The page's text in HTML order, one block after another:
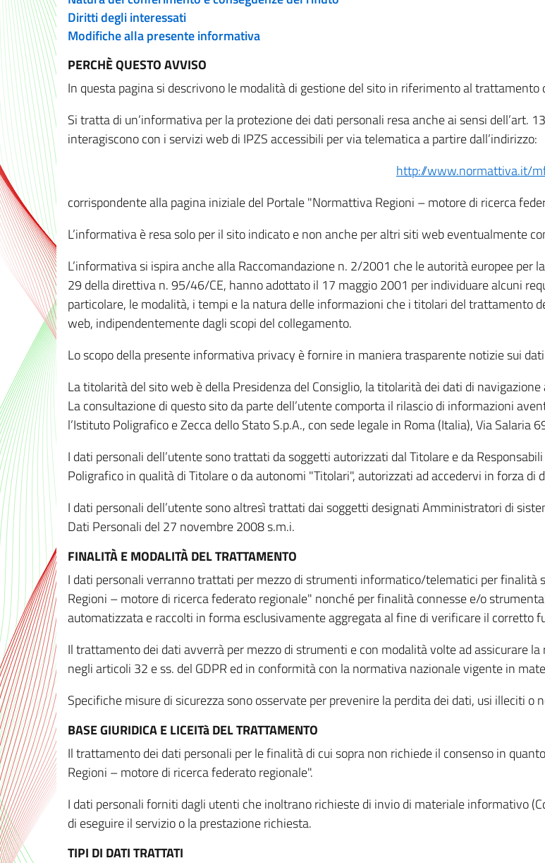
Diritti degli interessati
Modifiche alla presente informativa
PERCHÈ QUESTO AVVISO
In questa pagina si descrivono le modalità di gestione del sito in riferimento al
Si tratta di un’informativa per la protezione dei dati personali resa anche ai sensi dell’art.
interagiscono con i servizi web di IPZS accessibili per via telematica a partire dall’indirizzo:
http://www.normattiva.it/
corrispondente alla pagina iniziale del Portale "Normattiva Regioni – motore di ricerca
L’informativa è resa solo per il sito indicato e non anche per altri siti web eventualmente
L’informativa si ispira anche alla Raccomandazione n. 2/2001 che le autorità europee per
29 della direttiva n. 95/46/CE, hanno adottato il 17 maggio 2001 per individuare alcuni
particolare, le modalità, i tempi e la natura delle informazioni che i titolari del trattamento
web, indipendentemente dagli scopi del collegamento.
Lo scopo della presente informativa privacy è fornire in maniera trasparente notizie sui
La titolarità del sito web è della Presidenza del Consiglio, la titolarità dei dati di
La consultazione di questo sito da parte dell’utente comporta il rilascio di informazioni
l’Istituto Poligrafico e Zecca dello Stato S.p.A., con sede legale in Roma (Italia), Via
I dati personali dell’utente sono trattati da soggetti autorizzati dal Titolare e da
Poligrafico in qualità di Titolare o da autonomi "Titolari", autorizzati ad accedervi in forza
I dati personali dell’utente sono altresì trattati dai soggetti designati Amministratori di
Dati Personali del 27 novembre 2008 s.m.i.
FINALITÀ E MODALITÀ DEL TRATTAMENTO
I dati personali verranno trattati per mezzo di strumenti informatico/telematici per
Regioni – motore di ricerca federato regionale" nonché per finalità connesse e/o
automatizzata e raccolti in forma esclusivamente aggregata al fine di verificare il corretto
Il trattamento dei dati avverrà per mezzo di strumenti e con modalità volte ad assicurare
negli articoli 32 e ss. del GDPR ed in conformità con la normativa nazionale vigente in
Specifiche misure di sicurezza sono osservate per prevenire la perdita dei dati, usi illeciti o
BASE GIURIDICA E LICEITà DEL TRATTAMENTO
Il trattamento dei dati personali per le finalità di cui sopra non richiede il consenso in
Regioni – motore di ricerca federato regionale".
I dati personali forniti dagli utenti che inoltrano richieste di invio di materiale informativo
di eseguire il servizio o la prestazione richiesta.
TIPI DI DATI TRATTATI